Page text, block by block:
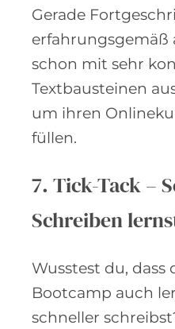
Gerade
erfahrungsgemäß
schon mit sehr
Textbausteinen
um ihren
füllen.
7. Tick-Tack –
Schreiben
Wusstest du,
Bootcamp auch
schneller